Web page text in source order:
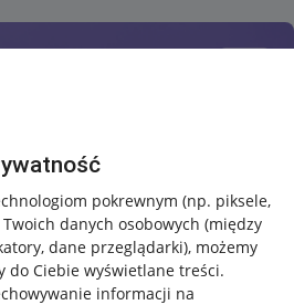
pokrewnym (np. piksele,
danych osobowych (między
dane przeglądarki), możemy
do Ciebie wyświetlane treści.
informacji na